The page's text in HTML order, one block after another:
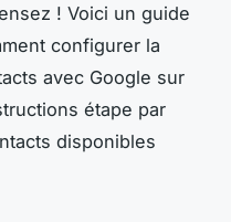
! Voici un guide
configurer la
avec Google sur
étape par
disponibles